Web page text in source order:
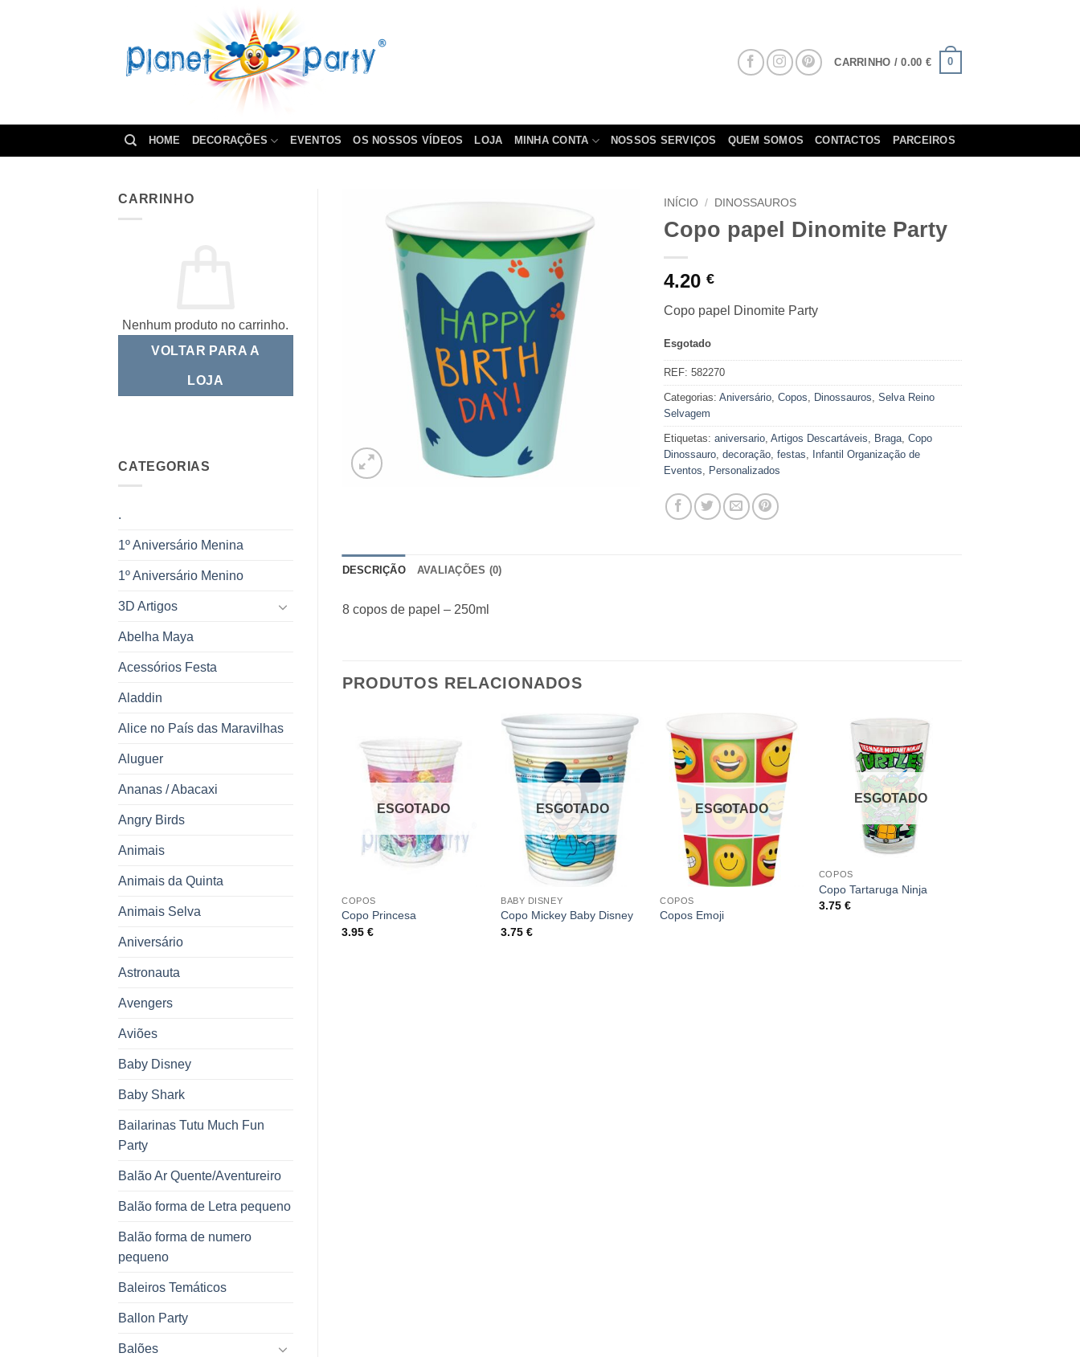
CARRINHO /0.00 € 0
HOME DECORAÇÕES EVENTOS OS NOSSOS VÍDEOS LOJA MINHA CONTA NOSSOS SERVIÇOS QUEM SOMOS CONTACTOS PARCEIROS
CARRINHO
Nenhum produto no carrinho.
VOLTAR PARA A
LOJA
CATEGORIAS
.
1º Aniversário Menina
1º Aniversário Menino
3D Artigos
Abelha Maya
Acessórios Festa
Aladdin
Alice no País das Maravilhas
Aluguer
Ananas / Abacaxi
Angry Birds
Animais
Animais da Quinta
Animais Selva
Aniversário
Astronauta
Avengers
Aviões
Baby Disney
Baby Shark
Bailarinas Tutu Much Fun
Party
Balão Ar Quente/Aventureiro
Balão forma de Letra pequeno
Balão forma de numero
pequeno
Baleiros Temáticos
Ballon Party
Balões
INÍCIO / DINOSSAUROS
Copo papel Dinomite Party
4.20€
Copo papel Dinomite Party
Esgotado
REF:582270
Categorias:Aniversário,Copos, Dinossauros,Selva Reino
Selvagem
Etiquetas:aniversario,Artigos Descartáveis, Braga,Copo
Dinossauro,decoração,festas, Infantil Organização de
Eventos, Personalizados
DESCRIÇÃO AVALIAÇÕES (0)
8 copos de papel – 250ml
PRODUTOS RELACIONADOS
ESGOTADO
COPOS
Copo Princesa
3.95€
ESGOTADO
BABY DISNEY
Copo Mickey Baby Disney
3.75€
ESGOTADO
COPOS
Copos Emoji
ESGOTADO
COPOS
Copo Tartaruga Ninja
3.75 €
copos papel baunilha
Copos Mickey